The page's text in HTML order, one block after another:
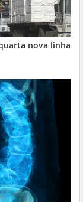
nova linha